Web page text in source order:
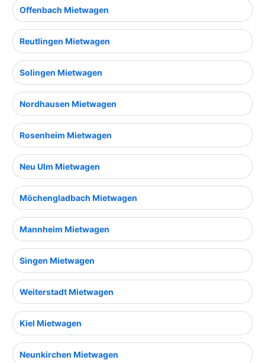
Offenbach Mietwagen
Reutlingen Mietwagen
Solingen Mietwagen
Nordhausen Mietwagen
Rosenheim Mietwagen
Neu Ulm Mietwagen
Möchengladbach Mietwagen
Mannheim Mietwagen
Singen Mietwagen
Weiterstadt Mietwagen
Kiel Mietwagen
Neunkirchen Mietwagen